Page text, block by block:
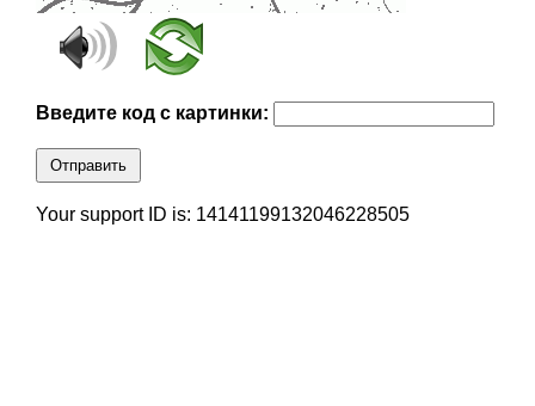
Введите код с картинки:
Отправить
Your support ID is: 14141199132046228505